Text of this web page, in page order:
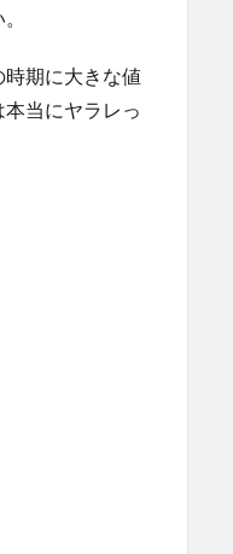
期に大きな値
当にヤラレっ